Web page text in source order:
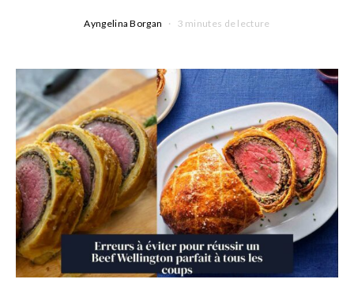
Ayngelina Borgan 3 minutes de lecture